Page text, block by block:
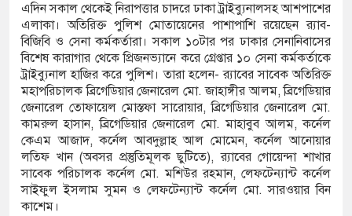
এদিন সকাল থেকেই নিরাপত্তার চাদরে ঢাকা ট্রাইব্যুনালসহ আশপাশের
এলাকা। অতিরিক্ত পুলিশ মোতায়েনের পাশাপাশি রয়েছেন র‌্যাব-
বিজিবি ও সেনা কর্মকর্তারা। সকাল ১০টার পর ঢাকার সেনানিবাসের
বিশেষ কারাগার থেকে প্রিজনভ্যানে করে গ্রেপ্তার ১০ সেনা কর্মকর্তাকে
ট্রাইব্যুনাল হাজির করে পুলিশ। তারা হলেন- র‍্যাবের সাবেক অতিরিক্ত
মহাপরিচালক ব্রিগেডিয়ার জেনারেল মো. জাহাঙ্গীর আলম, ব্রিগেডিয়ার
জেনারেল তোফায়েল মোস্তফা সারোয়ার, ব্রিগেডিয়ার জেনারেল মো.
কামরুল হাসান, ব্রিগেডিয়ার জেনারেল মো. মাহাবুব আলম, কর্নেল
কেএম আজাদ, কর্নেল আবদুল্লাহ আল মোমেন, কর্নেল আনোয়ার
লতিফ খান (অবসর প্রস্তুতিমূলক ছুটিতে), র‍্যাবের গোয়েন্দা শাখার
সাবেক পরিচালক কর্নেল মো. মশিউর রহমান, লেফটেন্যান্ট কর্নেল
সাইফুল ইসলাম সুমন ও লেফটেন্যান্ট কর্নেল মো. সারওয়ার বিন
কাশেম।